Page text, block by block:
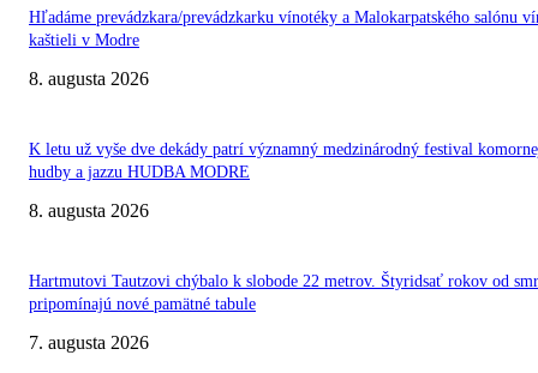
Hľadáme prevádzkara/prevádzkarku vínotéky a Malokarpatského salónu
kaštieli v Modre
8. augusta 2026
K letu už vyše dve dekády patrí významný medzinárodný festival
hudby a jazzu HUDBA MODRE
8. augusta 2026
Hartmutovi Tautzovi chýbalo k slobode 22 metrov. Štyridsať rokov od
pripomínajú nové pamätné tabule
7. augusta 2026